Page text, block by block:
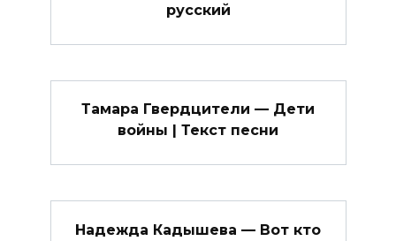
русский
Тамара Гвердцители — Дети
войны | Текст песни
Надежда Кадышева — Вот кто